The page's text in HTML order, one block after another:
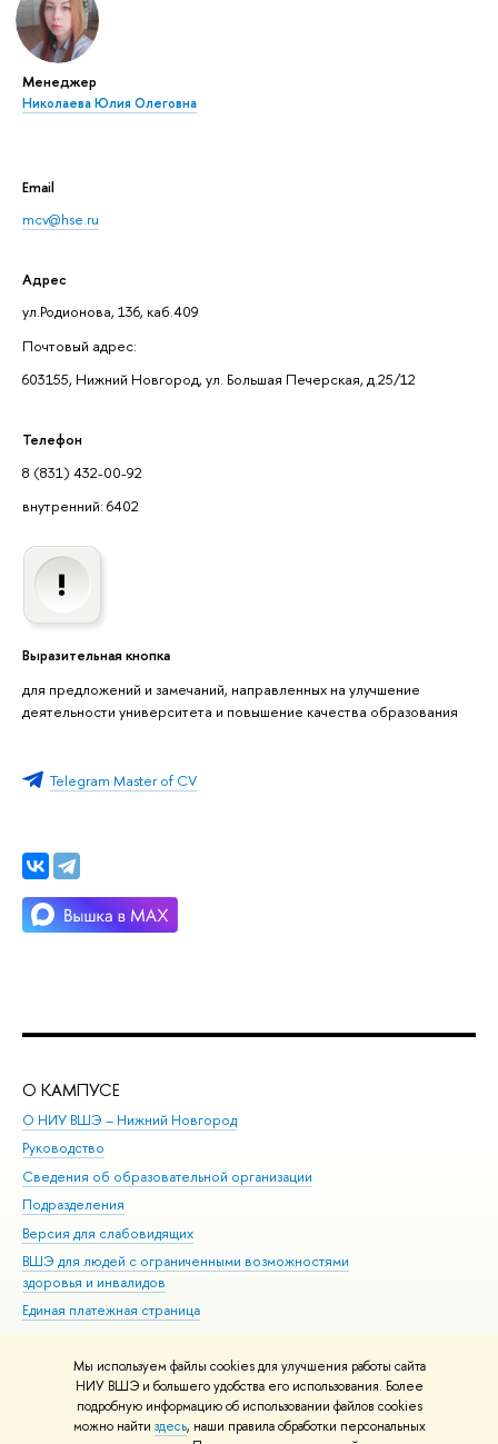
Мы используем файлы cookies для улучшения работы сайта
НИУ ВШЭ и большего удобства его использования. Более
подробную информацию об использовании файлов cookies
можно найти здесь, наши правила обработки персональных
Менеджер
Николаева Юлия Олеговна
Email
mcv@hse.ru
Адрес
ул.Родионова, 136, каб.409
Почтовый адрес:
603155, Нижний Новгород, ул. Большая Печерская, д.25/12
Телефон
8 (831) 432-00-92
внутренний: 6402
Выразительная кнопка
для предложений и замечаний, направленных на улучшение
деятельности университета и повышение качества образования
Telegram Master of CV
О КАМПУСЕ
О НИУ ВШЭ – Нижний Новгород
Руководство
Сведения об образовательной организации
Подразделения
Версия для слабовидящих
ВШЭ для людей с ограниченными возможностями
здоровья и инвалидов
Единая платежная страница